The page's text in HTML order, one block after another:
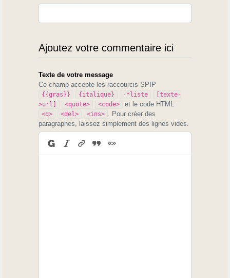
Ajoutez votre commentaire ici
Texte de votre message
Ce champ accepte les raccourcis SPIP
{{gras}} {italique} -*liste
[texte-
>url]
<quote> <code> et le code HTML
<q> <del> <ins>
. Pour créer des
paragraphes, laissez simplement des lignes vides.